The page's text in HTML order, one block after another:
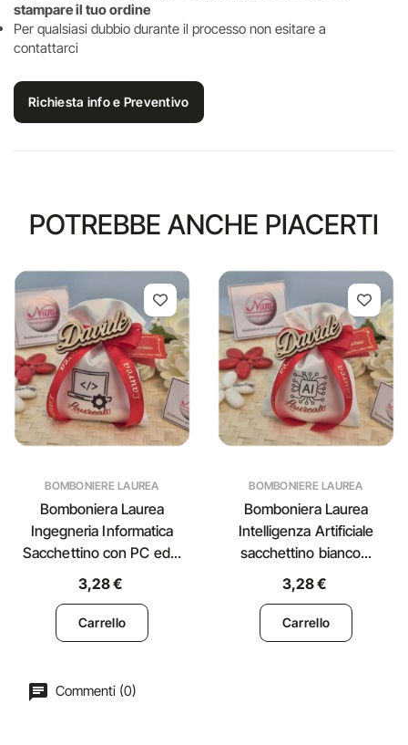
stampare il tuo ordine
Per qualsiasi dubbio durante il processo non esitare a
contattarci
Richiesta info e Preventivo
POTREBBE ANCHE PIACERTI
BOMBONIERE LAUREA
Bomboniera Laurea
Ingegneria Informatica
Sacchettino con PC ed...
3,28 €
Carrello
BOMBONIERE LAUREA
Bomboniera Laurea
Intelligenza Artificiale
sacchettino bianco...
3,28 €
Carrello
Commenti (0)